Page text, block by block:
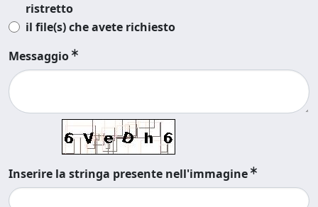
ristretto
il file(s) che avete richiesto
Messaggio
Inserire la stringa presente nell'immagine